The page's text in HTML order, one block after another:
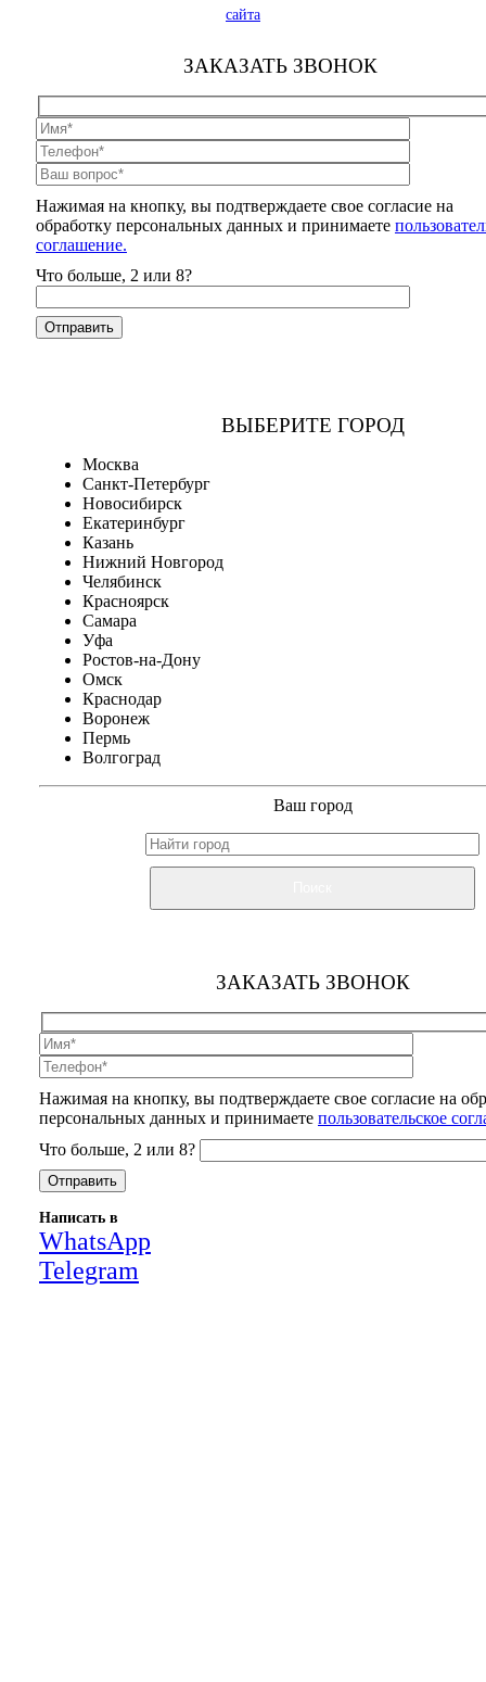
сайта
ЗАКАЗАТЬ ЗВОНОК
Нажимая на кнопку, вы подтверждаете свое согласие на
обработку персональных данных и принимаете
соглашение.
Что больше, 2 или 8?
ВЫБЕРИТЕ ГОРОД
Москва
Санкт-Петербург
Новосибирск
Екатеринбург
Казань
Нижний Новгород
Челябинск
Красноярск
Самара
Уфа
Ростов-на-Дону
Омск
Краснодар
Воронеж
Пермь
Волгоград
Ваш город
ЗАКАЗАТЬ ЗВОНОК
Нажимая на кнопку, вы подтверждаете свое согласие на
персональных данных и принимаете пользовательское
Что больше, 2 или 8?
Написать в
WhatsApp
Telegram